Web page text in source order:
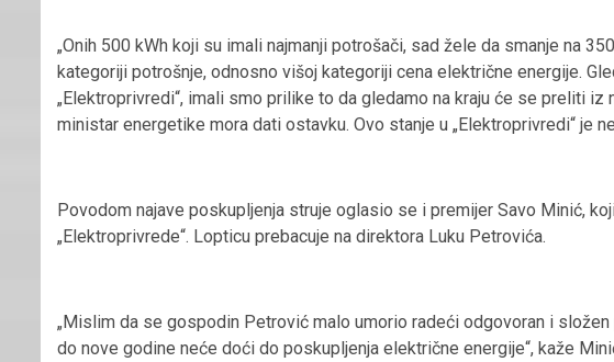
„Onih 500 kWh koji su imali najmanji potrošači, sad žele da smanje na
kategoriji potrošnje, odnosno višoj kategoriji cena električne energije.
„Elektroprivredi“, imali smo prilike to da gledamo na kraju će se preliti iz
ministar energetike mora dati ostavku. Ovo stanje u „Elektroprivredi“ je
Povodom najave poskupljenja struje oglasio se i premijer Savo Minić,
„Elektroprivrede“. Lopticu prebacuje na direktora Luku Petrovića.
„Mislim da se gospodin Petrović malo umorio radeći odgovoran i
do nove godine neće doći do poskupljenja električne energije“, kaže